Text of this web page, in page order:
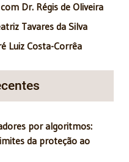
Dr. Régis de Oliveira
Tavares da Silva
Luiz Costa-Corrêa
por algoritmos:
da proteção ao